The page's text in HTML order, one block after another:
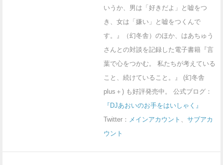
いうか、男は「好きだよ」と嘘をつ
き、女は「嫌い」と嘘をつくんで
す。』（幻冬舎）のほか、はあちゅう
さんとの対談を記録した電子書籍『言
葉で心をつかむ。 私たちが考えている
こと、続けていること。』 (幻冬舎
plus＋) も好評発売中。 公式ブログ：
『DJあおいのお手をはいしゃく』
Twitter： メインアカウント
サブアカ
ウント